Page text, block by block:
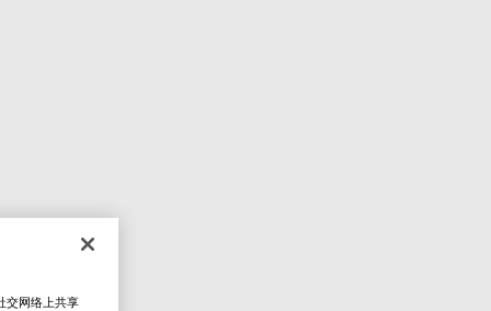
交网络上共享